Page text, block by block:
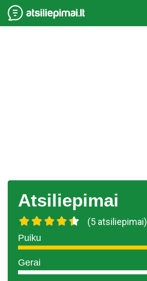
Atsiliepimai
(5 atsiliepimai)
Puiku
Gerai